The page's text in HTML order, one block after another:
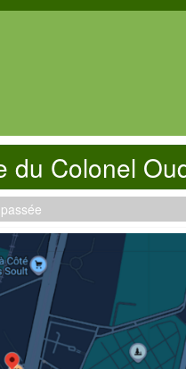
du Colonel